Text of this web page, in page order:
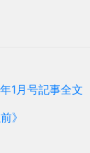
1月号記事全文
》